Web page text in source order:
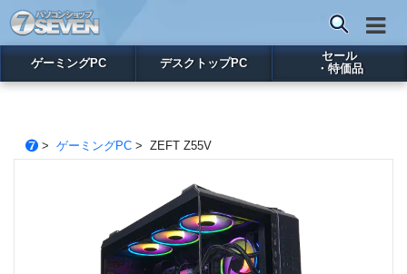
ゲーミングPC デスクトップPC
セール
・特価品
> ゲーミングPC> ZEFT Z55V